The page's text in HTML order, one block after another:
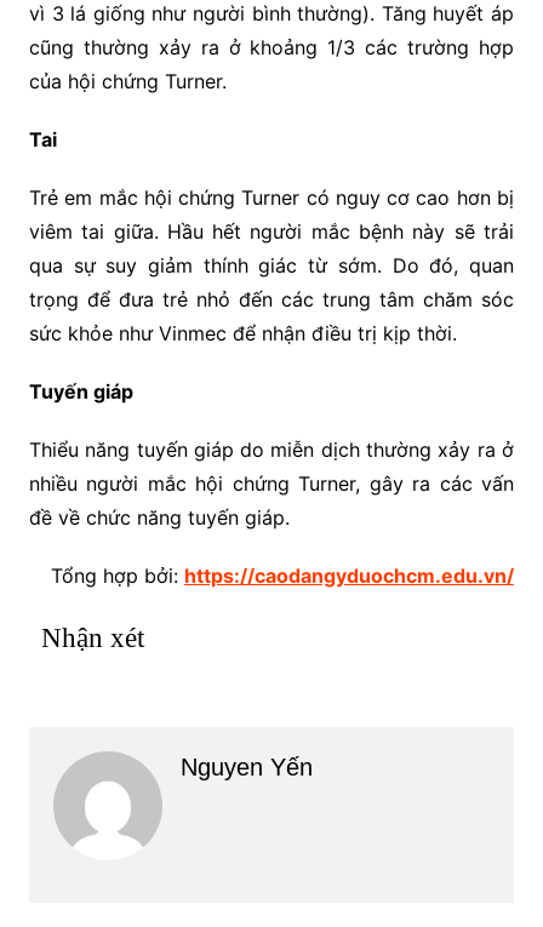
vì 3 lá giống như người bình thường). Tăng huyết áp
cũng thường xảy ra ở khoảng 1/3 các trường hợp
của hội chứng Turner.
Tai
Trẻ em mắc hội chứng Turner có nguy cơ cao hơn bị
viêm tai giữa. Hầu hết người mắc bệnh này sẽ trải
qua sự suy giảm thính giác từ sớm. Do đó, quan
trọng để đưa trẻ nhỏ đến các trung tâm chăm sóc
sức khỏe như Vinmec để nhận điều trị kịp thời.
Tuyến giáp
Thiểu năng tuyến giáp do miễn dịch thường xảy ra ở
nhiều người mắc hội chứng Turner, gây ra các vấn
đề về chức năng tuyến giáp.
Tổng hợp bởi: https://caodangyduochcm.edu.vn/
Nhận xét
Nguyen Yến